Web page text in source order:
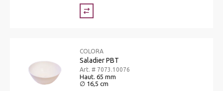
COLORA
Saladier PBT
Art. # 7073.10076
Haut. 65 mm
∅ 16,5 cm